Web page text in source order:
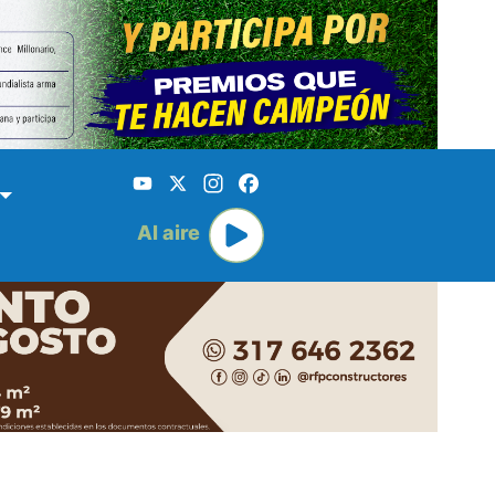
YouTube
X Instagram
Al aire